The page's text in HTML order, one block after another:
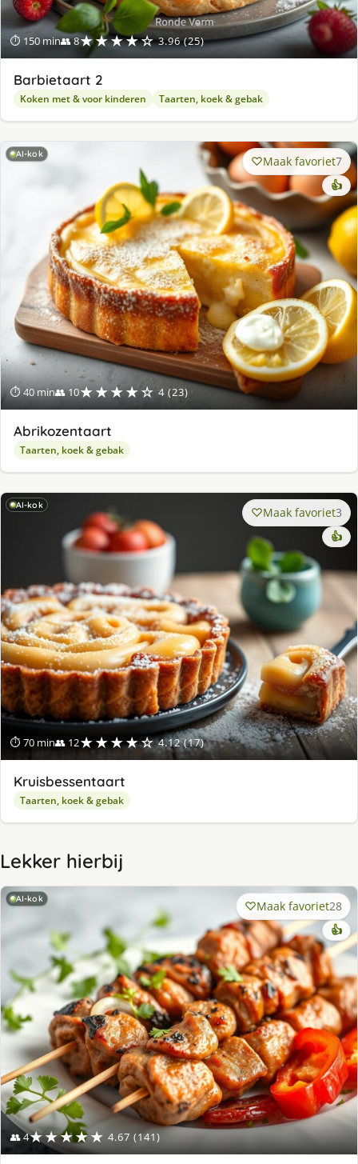
⏱ 150 min👥 8★★★★☆ 3.96 (25)
Barbietaart 2
Koken met & voor kinderen Taarten, koek & gebak
AI-kok
⏱ 40 min👥 10★★★★☆ 4 (23)
Maak favoriet7
👍
Abrikozentaart
Taarten, koek & gebak
AI-kok
⏱ 70 min👥 12★★★★☆ 4.12 (17)
Maak favoriet3
👍
Kruisbessentaart
Taarten, koek & gebak
Lekker hierbij
AI-kok
👥 4★★★★★ 4.67 (141)
Maak favoriet28
👍